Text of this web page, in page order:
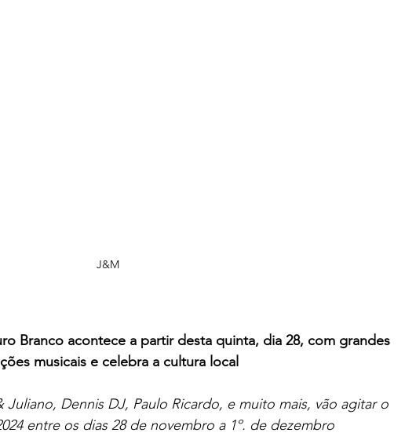
J&M
Branco acontece a partir desta quinta, dia 28, com grandes
musicais e celebra a cultura local
Dennis DJ, Paulo Ricardo, e muito mais, vão agitar o
entre os dias 28 de novembro a 1º. de dezembro